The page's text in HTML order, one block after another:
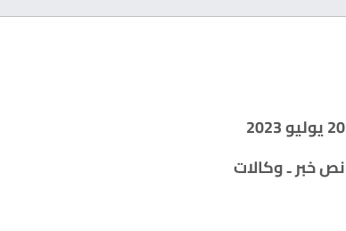
20يوليو 2023
نص خبر ـ وكالات